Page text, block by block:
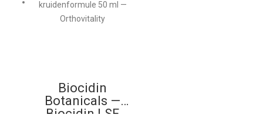
Biocidin
Botanicals —
Biocidin LSF